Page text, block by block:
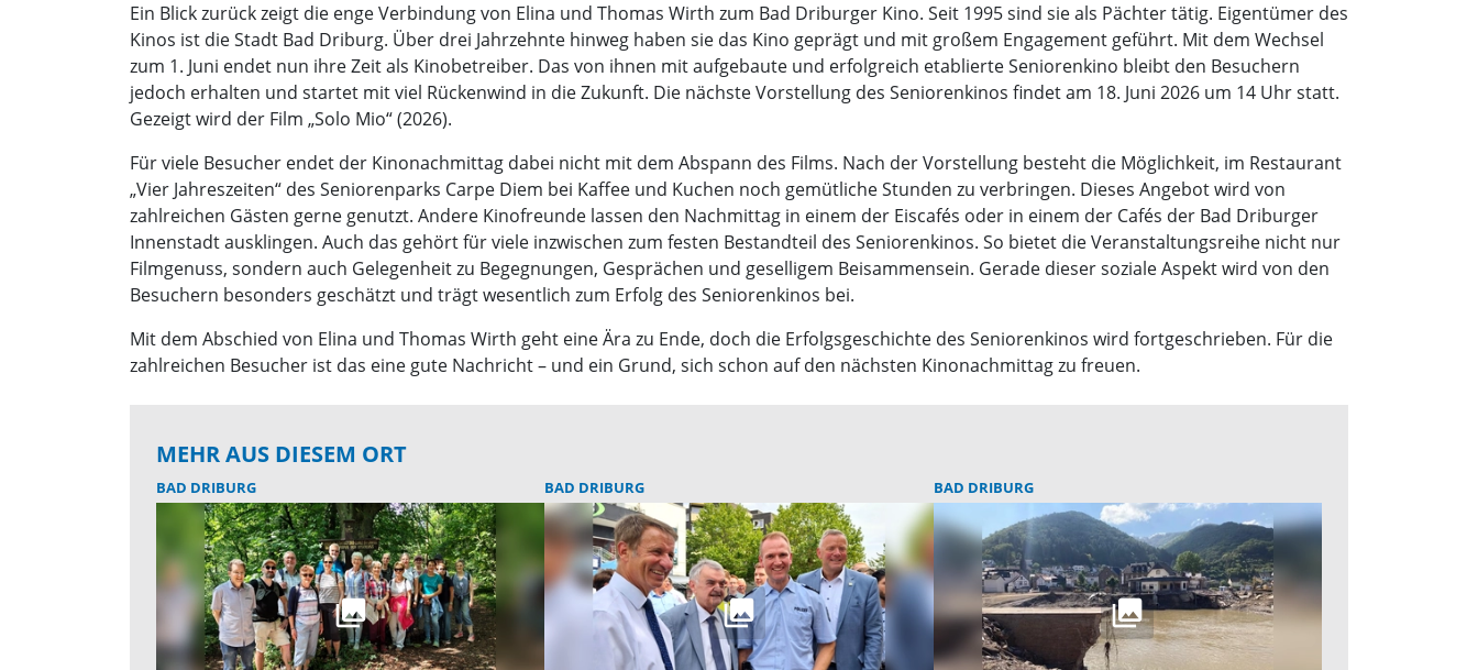
Ein Blick zurück zeigt die enge Verbindung von Elina und Thomas Wirth zum Bad Driburger Kino. Seit 1995 sind sie als Pächter tätig. Eigentümer des
Kinos ist die Stadt Bad Driburg. Über drei Jahrzehnte hinweg haben sie das Kino geprägt und mit großem Engagement geführt. Mit dem Wechsel
zum 1. Juni endet nun ihre Zeit als Kinobetreiber. Das von ihnen mit aufgebaute und erfolgreich etablierte Seniorenkino bleibt den Besuchern
jedoch erhalten und startet mit viel Rückenwind in die Zukunft. Die nächste Vorstellung des Seniorenkinos findet am 18. Juni 2026 um 14 Uhr statt.
Gezeigt wird der Film „Solo Mio“ (2026).
Für viele Besucher endet der Kinonachmittag dabei nicht mit dem Abspann des Films. Nach der Vorstellung besteht die Möglichkeit, im Restaurant
„Vier Jahreszeiten“ des Seniorenparks Carpe Diem bei Kaffee und Kuchen noch gemütliche Stunden zu verbringen. Dieses Angebot wird von
zahlreichen Gästen gerne genutzt. Andere Kinofreunde lassen den Nachmittag in einem der Eiscafés oder in einem der Cafés der Bad Driburger
Innenstadt ausklingen. Auch das gehört für viele inzwischen zum festen Bestandteil des Seniorenkinos. So bietet die Veranstaltungsreihe nicht nur
Filmgenuss, sondern auch Gelegenheit zu Begegnungen, Gesprächen und geselligem Beisammensein. Gerade dieser soziale Aspekt wird von den
Besuchern besonders geschätzt und trägt wesentlich zum Erfolg des Seniorenkinos bei.
Mit dem Abschied von Elina und Thomas Wirth geht eine Ära zu Ende, doch die Erfolgsgeschichte des Seniorenkinos wird fortgeschrieben. Für die
zahlreichen Besucher ist das eine gute Nachricht – und ein Grund, sich schon auf den nächsten Kinonachmittag zu freuen.
MEHR AUS DIESEM ORT
BAD DRIBURG BAD DRIBURG BAD DRIBURG